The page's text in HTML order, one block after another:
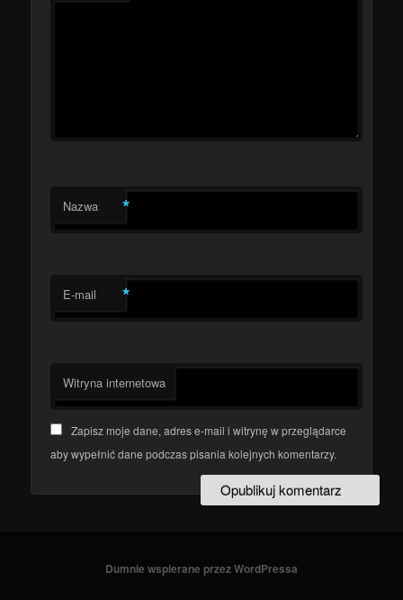
Nazwa *
E-mail *
Witryna internetowa
Zapisz moje dane, adres e-mail i witrynę w przeglądarce
aby wypełnić dane podczas pisania kolejnych komentarzy.
Dumnie wspierane przez WordPressa